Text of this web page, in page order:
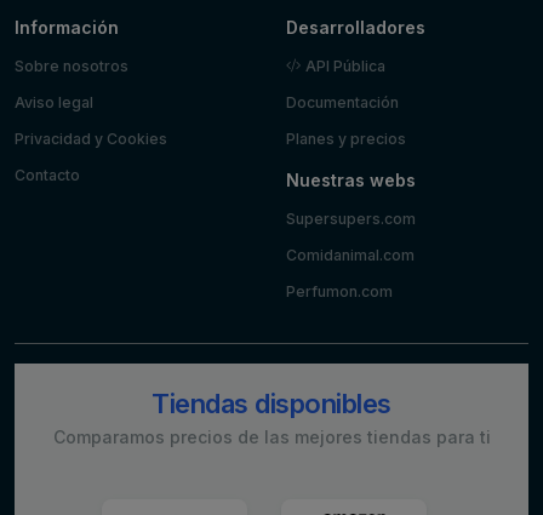
Información
Sobre nosotros
Aviso legal
Privacidad y Cookies
Contacto
Desarrolladores
API Pública
Documentación
Planes y precios
Nuestras webs
Supersupers.com
Comidanimal.com
Perfumon.com
Tiendas disponibles
Comparamos precios de las mejores tiendas para ti